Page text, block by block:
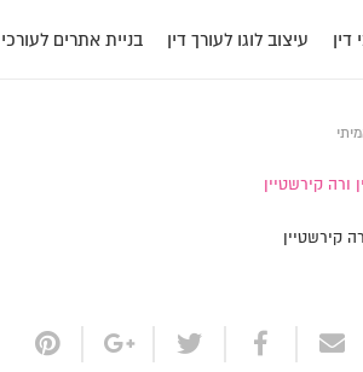
דין עיצוב לוגו לעורך דין בניית אתרים לעורכי
קירשטיין